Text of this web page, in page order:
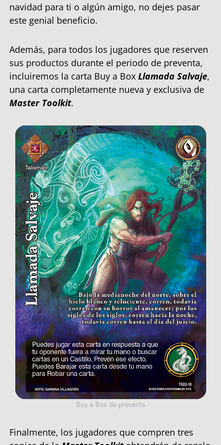
navidad para ti o algún amigo, no dejes pasar
este genial beneficio.
Además, para todos los jugadores que reserven
sus productos durante el periodo de preventa,
incluiremos la carta Buy a Box Llamada Salvaje,
una carta completamente nueva y exclusiva de
Master Toolkit.
Buy a Box de preventa
Finalmente, los jugadores que compren tres